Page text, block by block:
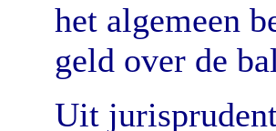
het algemeen
geld over de
Uit